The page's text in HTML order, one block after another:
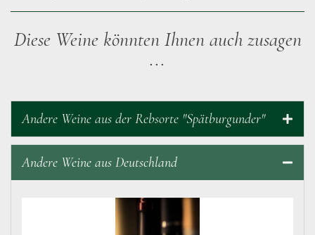
Diese Weine könnten Ihnen auch zusagen
...
Andere Weine aus der Rebsorte "Spätburgunder"
Andere Weine aus Deutschland